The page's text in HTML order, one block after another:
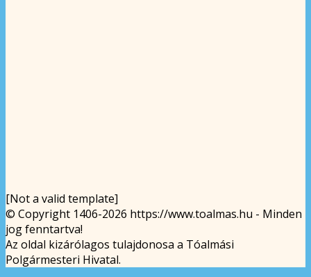
[Not a valid template]
© Copyright 1406-2026 https://www.toalmas.hu - Minden
jog fenntartva!
Az oldal kizárólagos tulajdonosa a Tóalmási
Polgármesteri Hivatal.